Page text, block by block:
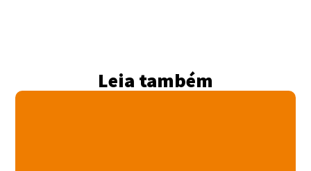
Leia também